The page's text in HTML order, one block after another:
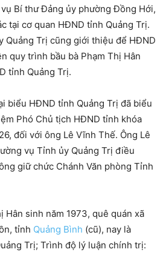
Bí thư Đảng ủy phường Đồng Hới,
tại cơ quan HĐND tỉnh Quảng Trị.
Quảng Trị cũng giới thiệu để HĐND
quy trình bầu bà Phạm Thị Hân
tỉnh Quảng Trị.
biểu HĐND tỉnh Quảng Trị đã biểu
Phó Chủ tịch HĐND tỉnh khóa
đối với ông Lê Vĩnh Thế. Ông Lê
vụ Tỉnh ủy Quảng Trị điều
giữ chức Chánh Văn phòng Tỉnh
Hân sinh năm 1973, quê quán xã
tỉnh Quảng Bình (cũ), nay là
Trị; Trình độ lý luận chính trị: